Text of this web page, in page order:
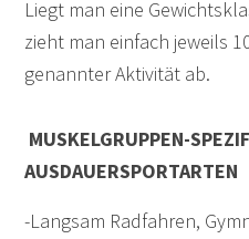
Liegt man eine
zieht man einfach jeweils
genannter Aktivität ab.
MUSKELGRUPPEN-
AUSDAUERSPORTARTEN
-Langsam Radfahren,